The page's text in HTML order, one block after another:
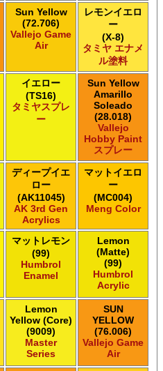
Sun Yellow
(72.706)
Vallejo Game
Air
レモンイエロ
ー
(X-8)
タミヤ エナメ
ル塗料
イエロー
(TS16)
タミヤスプレ
ー
Sun Yellow
Amarillo
Soleado
(28.018)
Vallejo
Hobby Paint
スプレー
ディープイエ
ロー
(AK11045)
AK 3rd Gen
Acrylics
マットイエロ
ー
(MC004)
Meng Color
マットレモン
(99)
Humbrol
Enamel
Lemon
(Matte)
(99)
Humbrol
Acrylic
Lemon
Yellow (Core)
(9009)
Master
Series
SUN
YELLOW
(76.006)
Vallejo Game
Air